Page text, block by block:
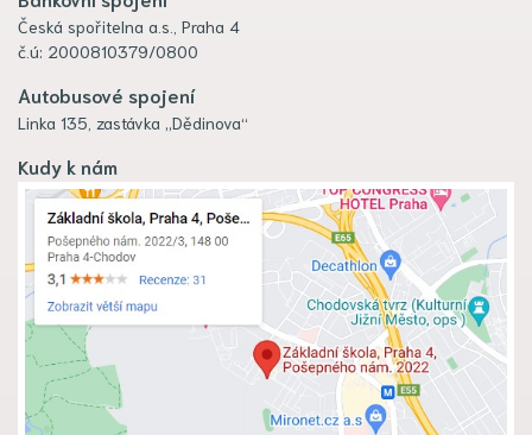
Česká spořitelna a.s., Praha 4
č.ú: 2000810379/0800
Autobusové spojení
Linka 135, zastávka „Dědinova“
Kudy k nám